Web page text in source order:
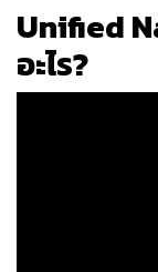
Unified
อะไร?